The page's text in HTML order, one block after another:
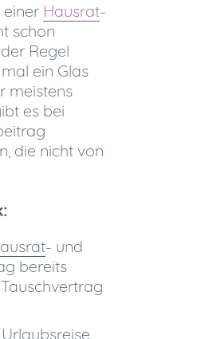
Hausrat-
schon
Regel
ein Glas
meistens
es bei
die nicht von
- und
bereits